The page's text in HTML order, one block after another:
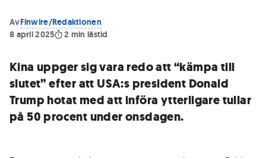
AvFinwire/Redaktionen
8 april 2025
2 min lästid
Kina uppger sig vara redo att “kämpa till
slutet” efter att USA:s president Donald
Trump hotat med att införa ytterligare tullar
på 50 procent under onsdagen.